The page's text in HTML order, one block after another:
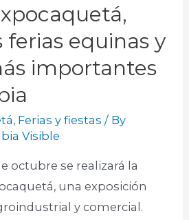
ferias equinas y
importantes
, Ferias y fiestas / By
Visible
octubre se realizará la
una exposición
y comercial.​